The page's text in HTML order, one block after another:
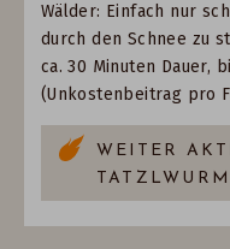
Wälder: Einfach nur
durch den Schnee zu
ca. 30 Minuten Dauer,
(Unkostenbeitrag pro
WEITER
TATZLWURM